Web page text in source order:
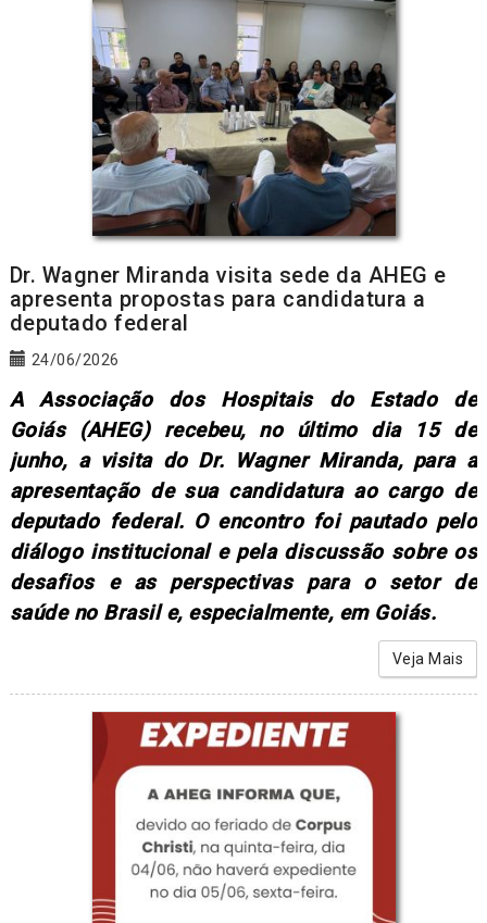
Dr. Wagner Miranda visita sede da AHEG e
apresenta propostas para candidatura a
deputado federal
24/06/2026
A Associação dos Hospitais do Estado de
Goiás (AHEG) recebeu, no último dia 15 de
junho, a visita do Dr. Wagner Miranda, para a
apresentação de sua candidatura ao cargo de
deputado federal. O encontro foi pautado pelo
diálogo institucional e pela discussão sobre os
desafios e as perspectivas para o setor de
saúde no Brasil e, especialmente, em Goiás.
Veja Mais